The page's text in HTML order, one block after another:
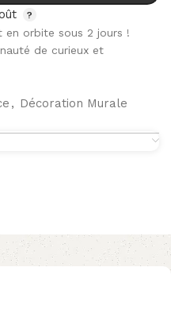
en orbite sous 2 jours !
de curieux et
, Décoration Murale